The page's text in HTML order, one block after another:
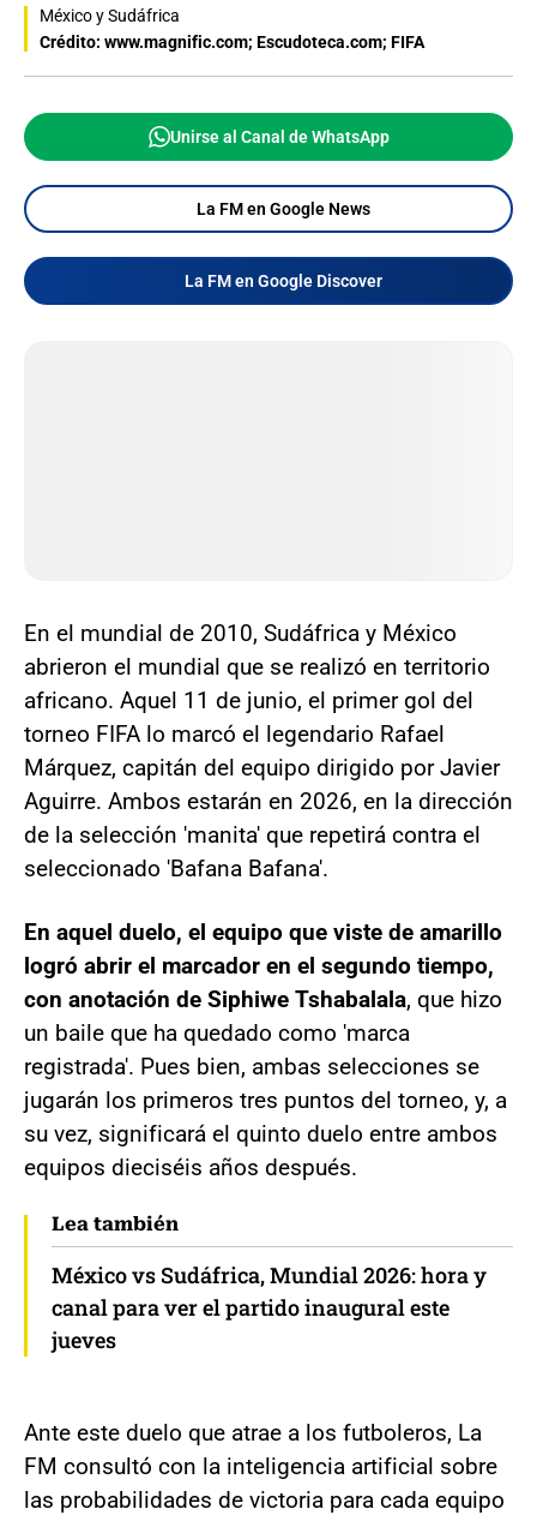
México y Sudáfrica
Crédito: www.magnific.com; Escudoteca.com; FIFA
Unirse al Canal de WhatsApp
La FM en Google News
La FM en Google Discover
En el mundial de 2010, Sudáfrica y México
abrieron el mundial que se realizó en territorio
africano. Aquel 11 de junio, el primer gol del
torneo FIFA lo marcó el legendario Rafael
Márquez, capitán del equipo dirigido por Javier
Aguirre. Ambos estarán en 2026, en la dirección
de la selección 'manita' que repetirá contra el
seleccionado 'Bafana Bafana'.
En aquel duelo, el equipo que viste de amarillo
logró abrir el marcador en el segundo tiempo,
con anotación de Siphiwe Tshabalala, que hizo
un baile que ha quedado como 'marca
registrada'. Pues bien, ambas selecciones se
jugarán los primeros tres puntos del torneo, y, a
su vez, significará el quinto duelo entre ambos
equipos dieciséis años después.
Lea también
México vs Sudáfrica, Mundial 2026: hora y
canal para ver el partido inaugural este
jueves
Ante este duelo que atrae a los futboleros, La
FM consultó con la inteligencia artificial sobre
las probabilidades de victoria para cada equipo